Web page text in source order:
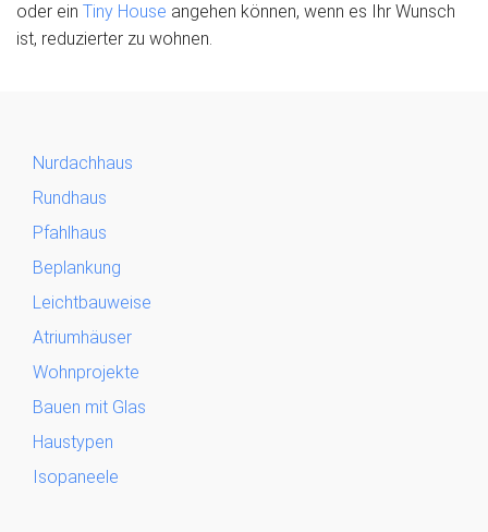
oder ein Tiny House angehen können, wenn es Ihr Wunsch
ist, reduzierter zu wohnen.
Nurdachhaus
Rundhaus
Pfahlhaus
Beplankung
Leichtbauweise
Atriumhäuser
Wohnprojekte
Bauen mit Glas
Haustypen
Isopaneele